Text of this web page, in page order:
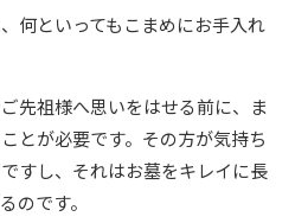
何といってもこまめにお手入れ
先祖様へ思いをはせる前に、ま
とが必要です。その方が気持ち
すし、それはお墓をキレイに長
のです。